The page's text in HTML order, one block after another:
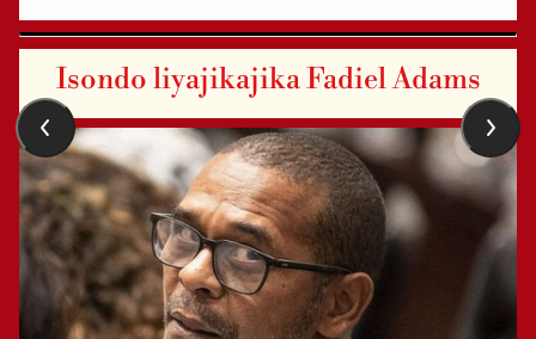
Isondo liyajikajika Fadiel Adams